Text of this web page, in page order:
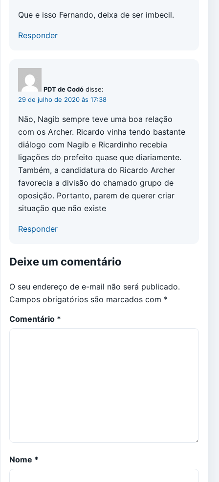
Que e isso Fernando, deixa de ser imbecil.
Responder
PDT de Codó disse:
29 de julho de 2020 às 17:38
Não, Nagib sempre teve uma boa relação
com os Archer. Ricardo vinha tendo bastante
diálogo com Nagib e Ricardinho recebia
ligações do prefeito quase que diariamente.
Também, a candidatura do Ricardo Archer
favorecia a divisão do chamado grupo de
oposição. Portanto, parem de querer criar
situação que não existe
Responder
Deixe um comentário
O seu endereço de e-mail não será publicado.
Campos obrigatórios são marcados com *
Comentário *
Nome *